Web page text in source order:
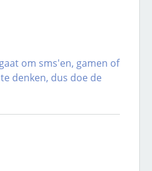
om sms'en, gamen of
denken, dus doe de